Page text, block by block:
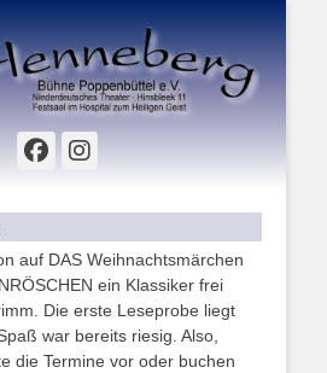
Henneberg Bühne
Poppenbüttel e.V.
im Hospital zum Heiligen Geist
Facebook
Instagram
auf DAS Weihnachtsmärchen
ein Klassiker frei
Die erste Leseprobe liegt
war bereits riesig. Also,
die Termine vor oder buchen